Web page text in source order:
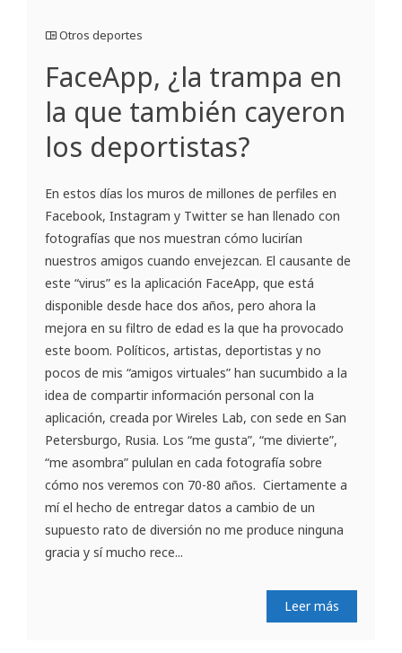
Otros deportes
FaceApp, ¿la trampa en
la que también cayeron
los deportistas?
En estos días los muros de millones de perfiles en
Facebook, Instagram y Twitter se han llenado con
fotografías que nos muestran cómo lucirían
nuestros amigos cuando envejezcan. El causante de
este “virus” es la aplicación FaceApp, que está
disponible desde hace dos años, pero ahora la
mejora en su filtro de edad es la que ha provocado
este boom. Políticos, artistas, deportistas y no
pocos de mis “amigos virtuales” han sucumbido a la
idea de compartir información personal con la
aplicación, creada por Wireles Lab, con sede en San
Petersburgo, Rusia. Los “me gusta”, “me divierte”,
“me asombra” pululan en cada fotografía sobre
cómo nos veremos con 70-80 años. Ciertamente a
mí el hecho de entregar datos a cambio de un
supuesto rato de diversión no me produce ninguna
gracia y sí mucho rece...
Leer más